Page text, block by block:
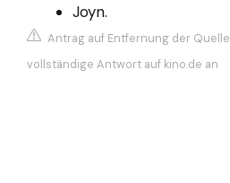
Joyn.
Antrag auf Entfernung der Quelle
vollständige Antwort auf kino.de an